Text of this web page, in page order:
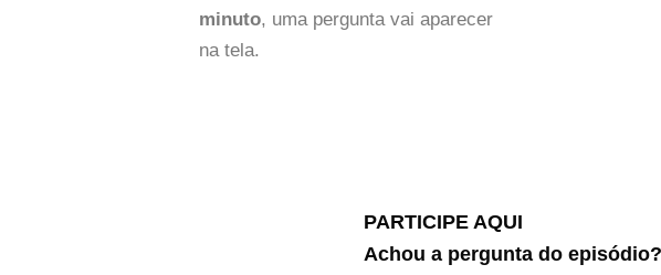
minuto, uma pergunta vai aparecer
na tela.
PARTICIPE AQUI
Achou a pergunta do